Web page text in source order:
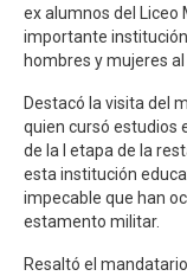
ex alumnos del Liceo
importante
hombres y mujeres al
Destacó la visita del
quien cursó estudios
de la I etapa de la
esta institución
impecable que han
estamento militar.
Resaltó el